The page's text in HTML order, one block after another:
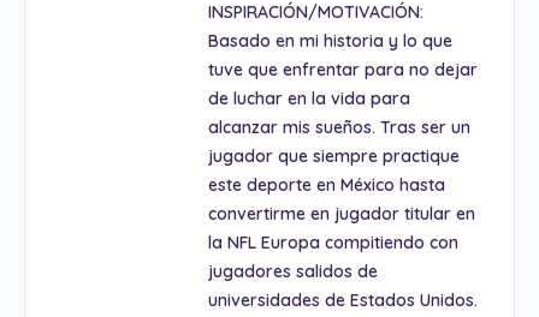
INSPIRACIÓN/MOTIVACIÓN:
Basado en mi historia y lo que
tuve que enfrentar para no dejar
de luchar en la vida para
alcanzar mis sueños. Tras ser un
jugador que siempre practique
este deporte en México hasta
convertirme en jugador titular en
la NFL Europa compitiendo con
jugadores salidos de
universidades de Estados Unidos.